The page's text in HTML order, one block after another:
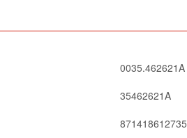
0035.462621A
35462621A